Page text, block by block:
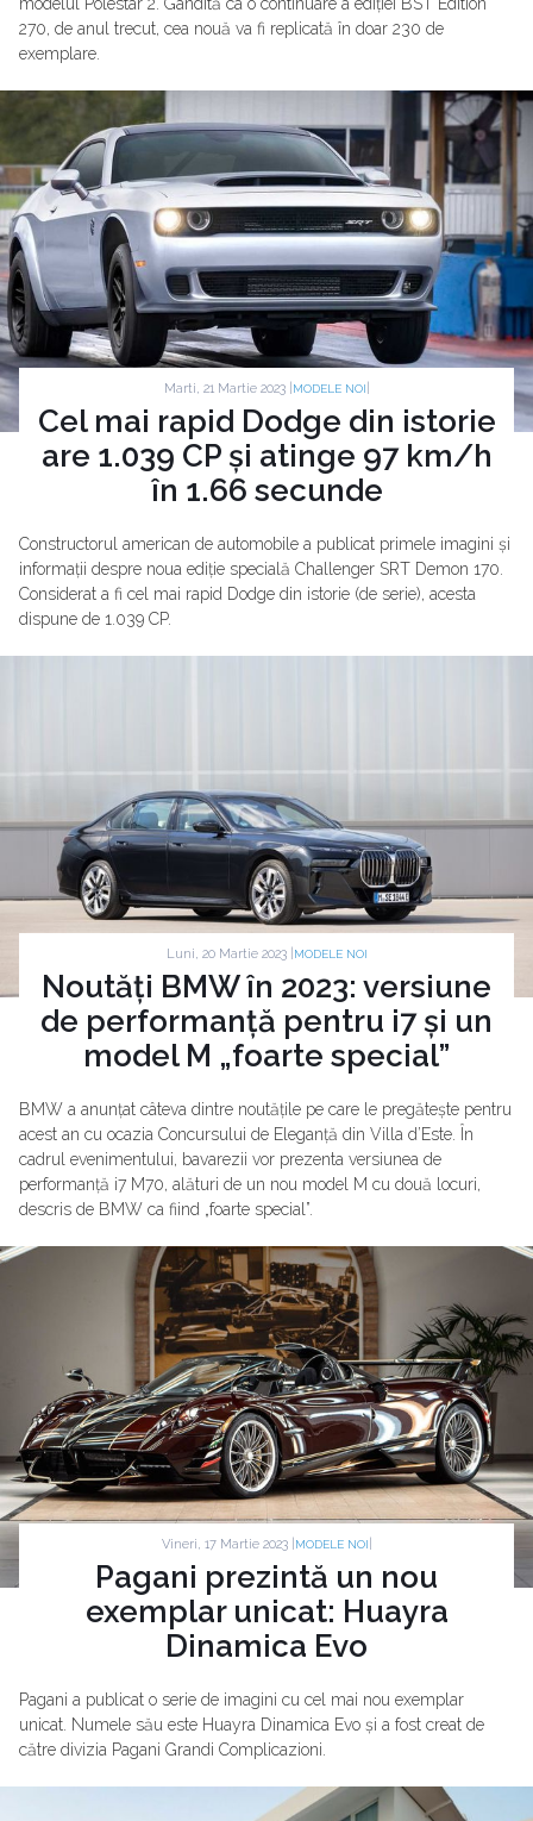
270, de anul trecut, cea nouă va fi replicată în doar 230 de
exemplare.
Marti, 21 Martie 2023 | MODELE NOI
Cel mai rapid Dodge din istorie
are 1.039 CP și atinge 97 km/h
în 1.66 secunde
Constructorul american de automobile a publicat primele imagini și
informații despre noua ediție specială Challenger SRT Demon 170.
Considerat a fi cel mai rapid Dodge din istorie (de serie), acesta
dispune de 1.039 CP.
Luni, 20 Martie 2023 | MODELE NOI
Noutăți BMW în 2023: versiune
de performanță pentru i7 și un
model M „foarte special”
BMW a anunțat câteva dintre noutățile pe care le pregătește pentru
acest an cu ocazia Concursului de Eleganță din Villa d’Este. În
cadrul evenimentului, bavarezii vor prezenta versiunea de
performanță i7 M70, alături de un nou model M cu două locuri,
descris de BMW ca fiind „foarte special”.
Vineri, 17 Martie 2023 | MODELE NOI
Pagani prezintă un nou
exemplar unicat: Huayra
Dinamica Evo
Pagani a publicat o serie de imagini cu cel mai nou exemplar
unicat. Numele său este Huayra Dinamica Evo și a fost creat de
către divizia Pagani Grandi Complicazioni.